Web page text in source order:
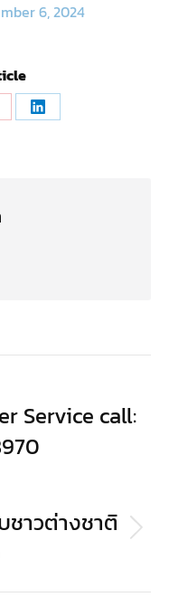
6, 2024
Share
Service call:
ชาวต่างชาติ